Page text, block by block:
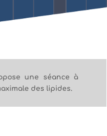
une séance à
des lipides.